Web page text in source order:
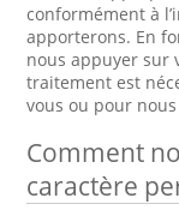
conformément à
apporterons. En
nous appuyer sur
traitement est
vous ou pour
Comment
caractère